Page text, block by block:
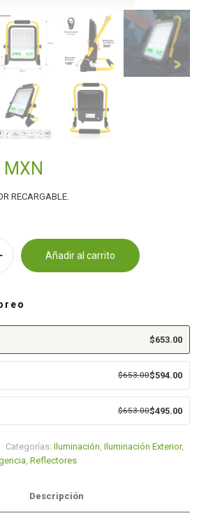
MXN
RECARGABLE.
Añadir al carrito
$653.00
$653.00$594.00
$653.00$495.00
Categorías: Iluminación, Iluminación Exterior,
, Reflectores
Descripción